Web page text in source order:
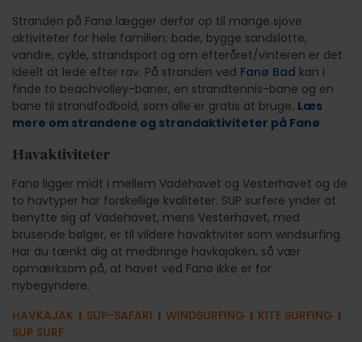
Stranden på Fanø lægger derfor op til mange sjove
aktiviteter for hele familien: bade, bygge sandslotte,
vandre, cykle, strandsport og om efteråret/vinteren er det
ideelt at lede efter rav. På stranden ved Fanø Bad kan i
finde to beachvolley-baner, en strandtennis-bane og en
bane til strandfodbold, som alle er gratis at bruge. Læs
mere om strandene og strandaktiviteter på Fanø
Havaktiviteter
Fanø ligger midt i mellem Vadehavet og Vesterhavet og de
to havtyper har forskellige kvaliteter. SUP surfere ynder at
benytte sig af Vadehavet, mens Vesterhavet, med
brusende bølger, er til vildere havaktiviter som windsurfing.
Har du tænkt dig at medbringe havkajaken, så vær
opmærksom på, at havet ved Fanø ikke er for
nybegyndere.
HAVKAJAK l SUP-SAFARI l WINDSURFING l KITE SURFING l
SUP SURF